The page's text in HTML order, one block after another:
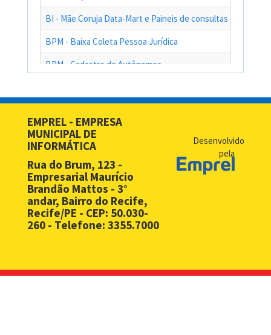
BI - Mãe Coruja Data-Mart e Paineis de consultas das
BPM - Baixa Coleta Pessoa Jurídica
BPM - Cadastro de Autônomos
BPM - Cadastro Simplificado para Contribuintes de Outros
BPM - Desbloqueio de Senha Web - PF
BPM - Desbloqueio de Senha Web - PJ
BPM - Licença Premio
BPM - Monitoramento Áreas de Risco
EMPREL - EMPRESA
MUNICIPAL DE
INFORMÁTICA
Rua do Brum, 123 -
Empresarial Maurício
Brandão Mattos - 3°
andar, Bairro do Recife,
Recife/PE - CEP: 50.030-
260 - Telefone: 3355.7000
Desenvolvido
pela